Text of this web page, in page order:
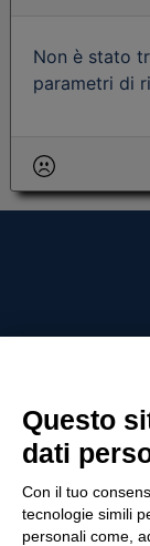
Non è stato
parametri di
Società
Questo
dati
Con il tuo
tecnologie simili
personali come,